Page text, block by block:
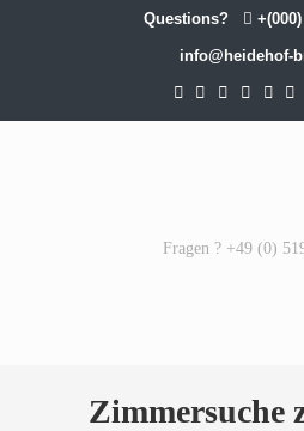
Questions?
info@heidehof-
Fragen ? +49 (0)
Zimmersuche